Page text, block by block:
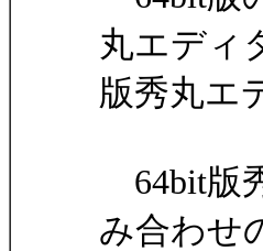
丸エディ
版秀丸エ
64bit版
み合わせ